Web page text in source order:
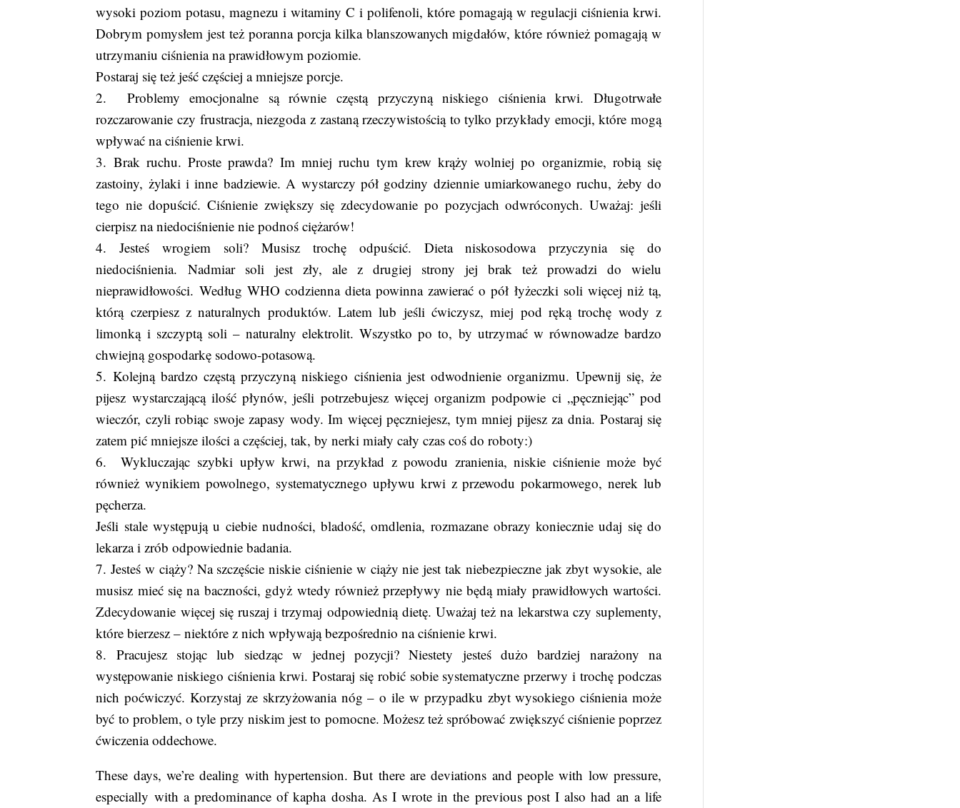
wysoki poziom potasu, magnezu i witaminy C i polifenoli, które pomagają w regulacji ciśnienia krwi.
Dobrym pomysłem jest też poranna porcja kilka blanszowanych migdałów, które również pomagają w
utrzymaniu ciśnienia na prawidłowym poziomie.
Postaraj się też jeść częściej a mniejsze porcje.
2. Problemy emocjonalne są równie częstą przyczyną niskiego ciśnienia krwi. Długotrwałe
rozczarowanie czy frustracja, niezgoda z zastaną rzeczywistością to tylko przykłady emocji, które mogą
wpływać na ciśnienie krwi.
3. Brak ruchu. Proste prawda? Im mniej ruchu tym krew krąży wolniej po organizmie, robią się
zastoiny, żylaki i inne badziewie. A wystarczy pół godziny dziennie umiarkowanego ruchu, żeby do
tego nie dopuścić. Ciśnienie zwiększy się zdecydowanie po pozycjach odwróconych. Uważaj: jeśli
cierpisz na niedociśnienie nie podnoś ciężarów!
4. Jesteś wrogiem soli? Musisz trochę odpuścić. Dieta niskosodowa przyczynia się do
niedociśnienia. Nadmiar soli jest zły, ale z drugiej strony jej brak też prowadzi do wielu
nieprawidłowości. Według WHO codzienna dieta powinna zawierać o pół łyżeczki soli więcej niż tą,
którą czerpiesz z naturalnych produktów. Latem lub jeśli ćwiczysz, miej pod ręką trochę wody z
limonką i szczyptą soli – naturalny elektrolit. Wszystko po to, by utrzymać w równowadze bardzo
chwiejną gospodarkę sodowo-potasową.
5. Kolejną bardzo częstą przyczyną niskiego ciśnienia jest odwodnienie organizmu. Upewnij się, że
pijesz wystarczającą ilość płynów, jeśli potrzebujesz więcej organizm podpowie ci „pęczniejąc” pod
wieczór, czyli robiąc swoje zapasy wody. Im więcej pęczniejesz, tym mniej pijesz za dnia. Postaraj się
zatem pić mniejsze ilości a częściej, tak, by nerki miały cały czas coś do roboty:)
6. Wykluczając szybki upływ krwi, na przykład z powodu zranienia, niskie ciśnienie może być
również wynikiem powolnego, systematycznego upływu krwi z przewodu pokarmowego, nerek lub
pęcherza.
Jeśli stale występują u ciebie nudności, bladość, omdlenia, rozmazane obrazy koniecznie udaj się do
lekarza i zrób odpowiednie badania.
7. Jesteś w ciąży? Na szczęście niskie ciśnienie w ciąży nie jest tak niebezpieczne jak zbyt wysokie, ale
musisz mieć się na baczności, gdyż wtedy również przepływy nie będą miały prawidłowych wartości.
Zdecydowanie więcej się ruszaj i trzymaj odpowiednią dietę. Uważaj też na lekarstwa czy suplementy,
które bierzesz – niektóre z nich wpływają bezpośrednio na ciśnienie krwi.
8. Pracujesz stojąc lub siedząc w jednej pozycji? Niestety jesteś dużo bardziej narażony na
występowanie niskiego ciśnienia krwi. Postaraj się robić sobie systematyczne przerwy i trochę podczas
nich poćwiczyć. Korzystaj ze skrzyżowania nóg – o ile w przypadku zbyt wysokiego ciśnienia może
być to problem, o tyle przy niskim jest to pomocne. Możesz też spróbować zwiększyć ciśnienie poprzez
ćwiczenia oddechowe.
These days, we’re dealing with hypertension. But there are deviations and people with low pressure,
especially with a predominance of kapha dosha. As I wrote in the previous post I also had an a life